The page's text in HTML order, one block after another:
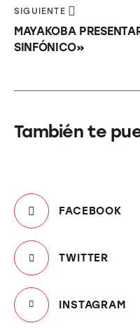
SIGUIENTE
MAYAKOBA
SINFÓNICO»
También te
FACEBOOK
TWITTER
INSTAGRAM